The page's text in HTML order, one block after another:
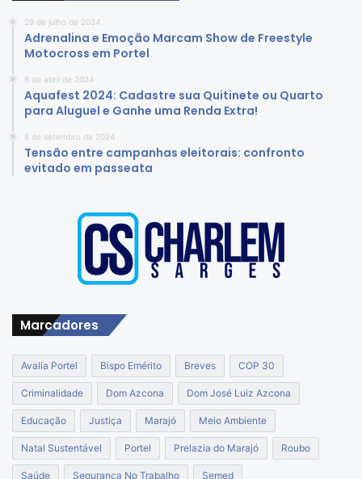
29 de julho de 2024
Adrenalina e Emoção Marcam Show de Freestyle
Motocross em Portel
8 de abril de 2024
Aquafest 2024: Cadastre sua Quitinete ou Quarto
para Aluguel e Ganhe uma Renda Extra!
8 de setembro de 2024
Tensão entre campanhas eleitorais: confronto
evitado em passeata
Marcadores
Avalia Portel Bispo Emérito Breves COP 30
Criminalidade Dom Azcona Dom José Luiz Azcona
Educação Justiça Marajó Meio Ambiente
Natal Sustentável Portel Prelazia do Marajó Roubo
Saúde Segurança No Trabalho Semed